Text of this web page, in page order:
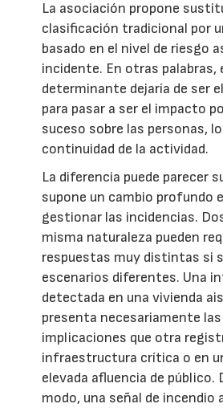
La asociación propone
clasificación tradicional por
basado en el nivel de riesgo
incidente. En otras palabras,
determinante dejaría de ser
para pasar a ser el impacto
suceso sobre las personas,
continuidad de la actividad.
La diferencia puede parecer
supone un cambio profundo
gestionar las incidencias.
misma naturaleza pueden
respuestas muy distintas si
escenarios diferentes. Una
detectada en una vivienda
presenta necesariamente
implicaciones que otra
infraestructura crítica o en
elevada afluencia de público.
modo, una señal de incendio